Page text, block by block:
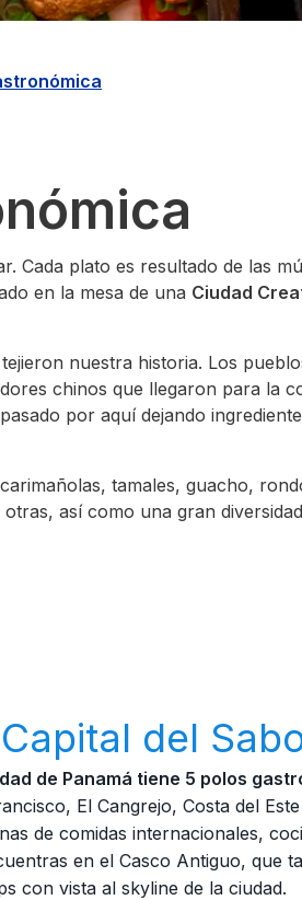
Cada plato es resultado de las
en la mesa de una Ciudad
nuestra historia. Los
chinos que llegaron para la
por aquí dejando
tamales, guacho,
así como una gran
del
de Panamá tiene 5 polos
El Cangrejo, Costa del
de comidas internacionales,
en el Casco Antiguo, que
con vista al skyline de la ciudad.